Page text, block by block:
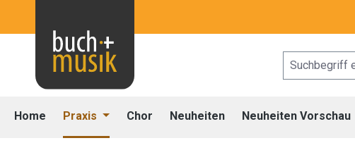
Home Praxis Chor Neuheiten Neuheiten Vorschau